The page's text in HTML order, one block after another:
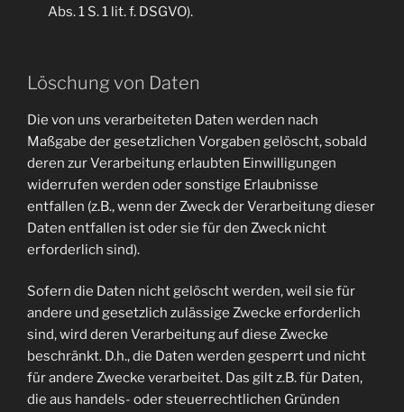
Abs. 1 S. 1 lit. f. DSGVO).
Löschung von Daten
Die von uns verarbeiteten Daten werden nach
Maßgabe der gesetzlichen Vorgaben gelöscht, sobald
deren zur Verarbeitung erlaubten Einwilligungen
widerrufen werden oder sonstige Erlaubnisse
entfallen (z.B., wenn der Zweck der Verarbeitung dieser
Daten entfallen ist oder sie für den Zweck nicht
erforderlich sind).
Sofern die Daten nicht gelöscht werden, weil sie für
andere und gesetzlich zulässige Zwecke erforderlich
sind, wird deren Verarbeitung auf diese Zwecke
beschränkt. D.h., die Daten werden gesperrt und nicht
für andere Zwecke verarbeitet. Das gilt z.B. für Daten,
die aus handels- oder steuerrechtlichen Gründen